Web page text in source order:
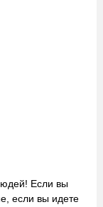
Если вы
если вы идете